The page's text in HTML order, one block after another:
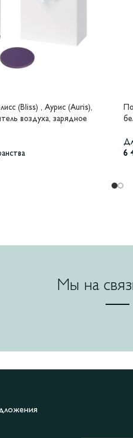
(Bliss) , Аурис (Auris),
воздуха, зарядное
6
Мы на